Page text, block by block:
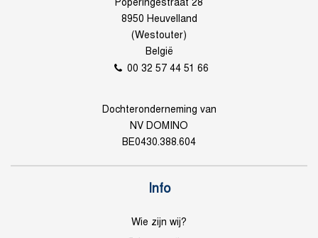
Poperingestraat 28
8950 Heuvelland
(Westouter)
België
00 32 57 44 51 66
Dochteronderneming van
NV DOMINO
BE0430.388.604
Info
Wie zijn wij?